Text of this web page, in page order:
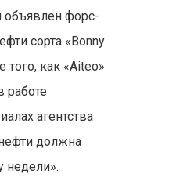
объявлен форс-
сорта «Bonny
того, как «Aiteo»
работе
агентства
должна
недели».